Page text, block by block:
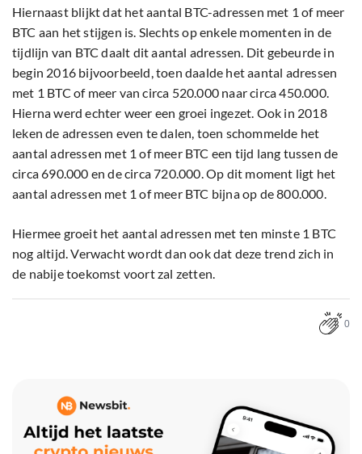
Hiernaast blijkt dat het aantal BTC-adressen met 1 of meer
BTC aan het stijgen is. Slechts op enkele momenten in de
tijdlijn van BTC daalt dit aantal adressen. Dit gebeurde in
begin 2016 bijvoorbeeld, toen daalde het aantal adressen
met 1 BTC of meer van circa 520.000 naar circa 450.000.
Hierna werd echter weer een groei ingezet. Ook in 2018
leken de adressen even te dalen, toen schommelde het
aantal adressen met 1 of meer BTC een tijd lang tussen de
circa 690.000 en de circa 720.000. Op dit moment ligt het
aantal adressen met 1 of meer BTC bijna op de 800.000.
Hiermee groeit het aantal adressen met ten minste 1 BTC
nog altijd. Verwacht wordt dan ook dat deze trend zich in
de nabije toekomst voort zal zetten.
0